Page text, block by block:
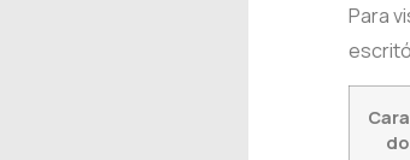
Para